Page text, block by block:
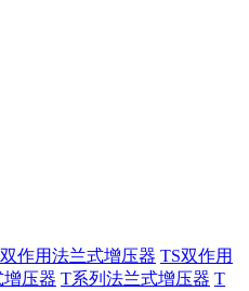
作用法兰式增压器 TS双作用
压器 T系列法兰式增压器 T